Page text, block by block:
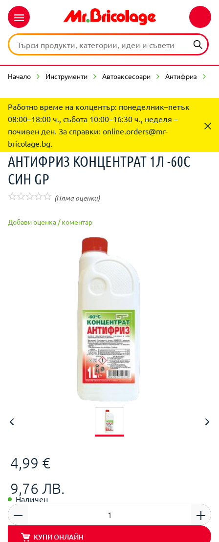
Начало Инструменти Автоаксесоари Антифриз
Работно време на колцентър: понеделник–петък
08:00–18:00 ч., събота 10:00–16:30 ч., неделя –
почивен ден. За справки: online.orders@mr-
bricolage.bg.
АНТИФРИЗ КОНЦЕНТРАТ 1Л -60C
СИН GP
(Няма оценки)
Добави оценка / коментар
4,99 €
9,76 ЛВ.
Наличен
КУПИ ОНЛАЙН